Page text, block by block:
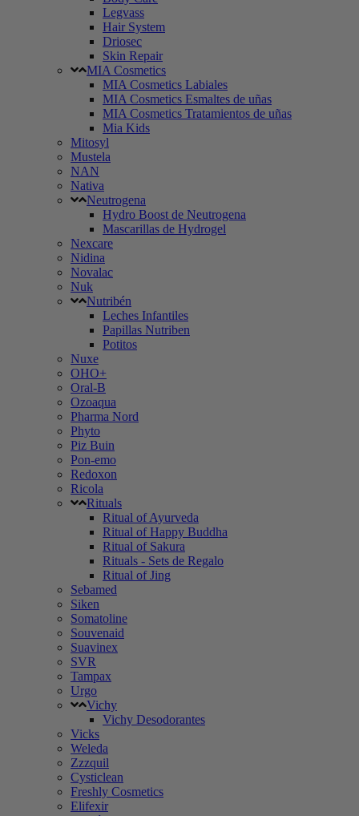
Legvass
Hair System
Driosec
Skin Repair
MIA Cosmetics
MIA Cosmetics Labiales
MIA Cosmetics Esmaltes de uñas
MIA Cosmetics Tratamientos de uñas
Mia Kids
Mitosyl
Mustela
NAN
Nativa
Neutrogena
Hydro Boost de Neutrogena
Mascarillas de Hydrogel
Nexcare
Nidina
Novalac
Nuk
Nutribén
Leches Infantiles
Papillas Nutriben
Potitos
Nuxe
OHO+
Oral-B
Ozoaqua
Pharma Nord
Phyto
Piz Buin
Pon-emo
Redoxon
Ricola
Rituals
Ritual of Ayurveda
Ritual of Happy Buddha
Ritual of Sakura
Rituals - Sets de Regalo
Ritual of Jing
Sebamed
Siken
Somatoline
Souvenaid
Suavinex
SVR
Tampax
Urgo
Vichy
Vichy Desodorantes
Vicks
Weleda
Zzzquil
Cysticlean
Freshly Cosmetics
Elifexir